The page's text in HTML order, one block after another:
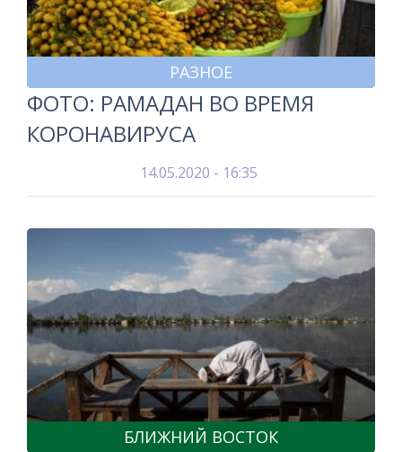
РАЗНОЕ
ФОТО: РАМАДАН ВО ВРЕМЯ
КОРОНАВИРУСА
14.05.2020 - 16:35
БЛИЖНИЙ ВОСТОК